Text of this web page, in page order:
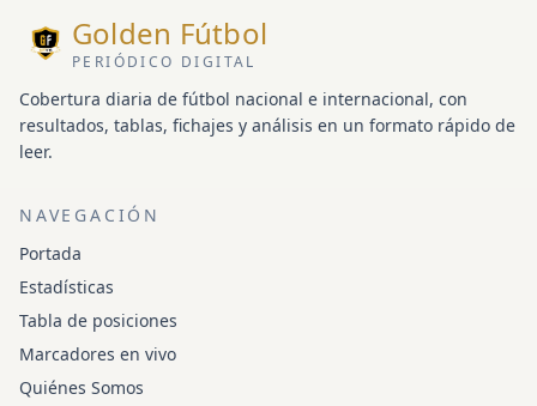
Golden Fútbol
PERIÓDICO DIGITAL
Cobertura diaria de fútbol nacional e internacional, con
resultados, tablas, fichajes y análisis en un formato rápido de
leer.
NAVEGACIÓN
Portada
Estadísticas
Tabla de posiciones
Marcadores en vivo
Quiénes Somos